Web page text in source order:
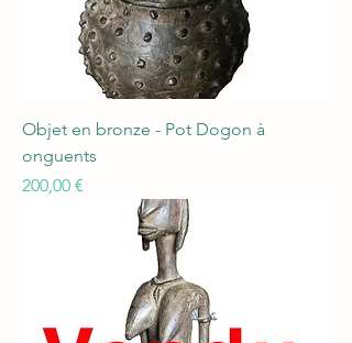
Objet en bronze - Pot Dogon à
onguents
Prix
200,00 €